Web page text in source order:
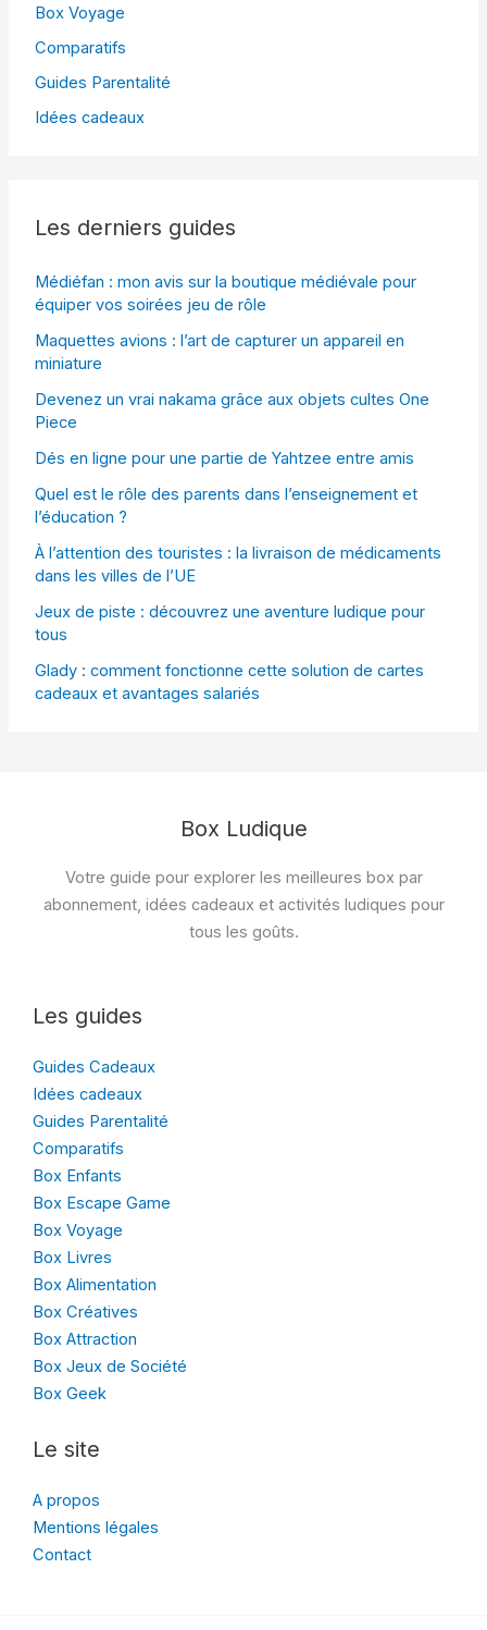
Box Voyage
Comparatifs
Guides Parentalité
Idées cadeaux
Les derniers guides
Médiéfan : mon avis sur la boutique médiévale pour
équiper vos soirées jeu de rôle
Maquettes avions : l’art de capturer un appareil en
miniature
Devenez un vrai nakama grâce aux objets cultes One
Piece
Dés en ligne pour une partie de Yahtzee entre amis
Quel est le rôle des parents dans l’enseignement et
l’éducation ?
À l’attention des touristes : la livraison de médicaments
dans les villes de l’UE
Jeux de piste : découvrez une aventure ludique pour
tous
Glady : comment fonctionne cette solution de cartes
cadeaux et avantages salariés
Box Ludique
Votre guide pour explorer les meilleures box par
abonnement, idées cadeaux et activités ludiques pour
tous les goûts.
Les guides
Guides Cadeaux
Idées cadeaux
Guides Parentalité
Comparatifs
Box Enfants
Box Escape Game
Box Voyage
Box Livres
Box Alimentation
Box Créatives
Box Attraction
Box Jeux de Société
Box Geek
Le site
A propos
Mentions légales
Contact